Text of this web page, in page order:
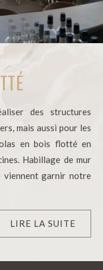
des structures
mais aussi pour les
en bois flotté en
Habillage de mur
viennent garnir notre
LIRE LA SUITE